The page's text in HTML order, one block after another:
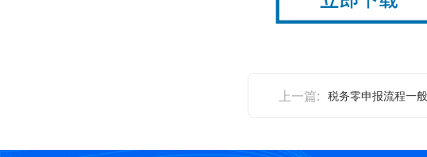
上一篇: 税务零申报流程一